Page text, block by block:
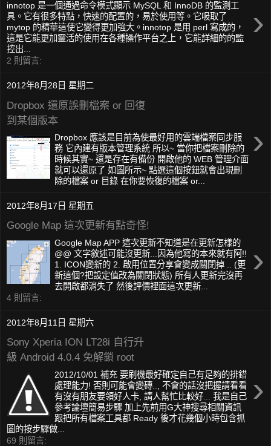
›
innotop 是​​一個通過命令模式顯示 MySQL 和 InnoDB 的監測工
具。它有很多特點，快速的配置的，易於使用等。它吸取了
mytop 的精華這使它變得更加強大。innotop 是​​用 perl 寫成的，
這是它能更加靈活的使用在各種操作平台之上，它能詳細的的監
控出...
2 則留言:
2012年8月28日 星期二
Dropbox 還原誤刪檔案 or 回復
到某個版本
›
Dropbox 應該是目前為使最好用的雲端檔案同步服
務 它內建有版本管理系統 所以~ 當你把檔案刪除的
時候其實~ 還是存在有備份 開啟他的 WEB 管理介面
就可以還原了 如圖所示~ 點選這個按鈕就會出現刪
除的檔案 or 目錄 在你要恢復的檔案 or...
2012年8月17日 星期五
Google Map 這次更新有點奇怪!
›
Google Map APP 這次更新不知道是在更新怎樣的
@@ 文字敘述可能沒更新...因為他寫的本來就有阿!!
1. ICON變新的 2. 啟用位置分享會變成關閉掉 .. (更
新這個?把設定值改為關閉狀態) 所有人更新完沒再
去開啟都消失了 然後評價裡面這次更新...
4 則留言:
2012年8月11日 星期六
Sony Xperia ION LT28i 自行升
級 Android 4.0.4 免解鎖 root
›
2012/10/01 補充 要刷機最好確定自己有足夠的排錯
處理能力! 否則可能會變磚.., 不會的話沒把握請看看
有沒有朋友要領好人卡, 請人幫忙比較好... 我是自己
參考論壇簡易步驟 加上先前用G大神搜尋相關資訊
跟把所有檔案工具都 Ready 後才花幾個小時包含抓
圖的按步驟做...
69 則留言: